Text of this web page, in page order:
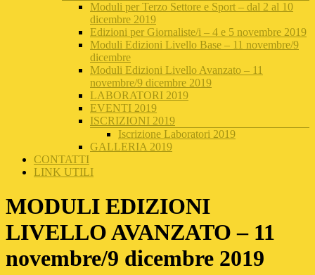
Moduli per Terzo Settore e Sport – dal 2 al 10
dicembre 2019
Edizioni per Giornaliste/i – 4 e 5 novembre 2019
Moduli Edizioni Livello Base – 11 novembre/9
dicembre
Moduli Edizioni Livello Avanzato – 11
novembre/9 dicembre 2019
LABORATORI 2019
EVENTI 2019
ISCRIZIONI 2019
Iscrizione Laboratori 2019
GALLERIA 2019
CONTATTI
LINK UTILI
MODULI EDIZIONI
LIVELLO AVANZATO – 11
novembre/9 dicembre 2019